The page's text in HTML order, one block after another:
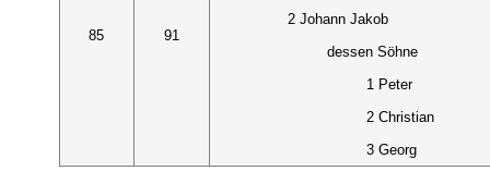
85 91
2 Johann Jakob
dessen Söhne
1 Peter
2 Christian
3 Georg